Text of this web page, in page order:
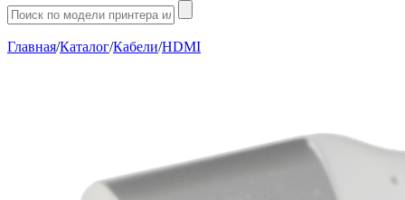
Главная/Каталог/Кабели/HDMI